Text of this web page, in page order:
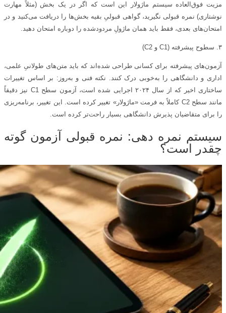
مزیت فوق‌العاده سیستم ماژولار این است که اگر در یک بخش (مثلاً مهارت
نوشتاری) نمره قبولی نگیرید، گواهی قبولیِ بقیه بخش‌ها را دریافت می‌کنید و در
امتحان‌های بعدی، فقط باید همان ماژولِ مردودشده را دوباره امتحان دهید.
۳. سطوح پیشرفته (C1 و C2)
آزمون‌های پیشرفته برای کسانی طراحی شده‌اند که باید متن‌های طولانیِ علمی،
اداری و دانشگاهی را به‌خوبی درک کنند. نکته فنی و به‌روز: بر اساس تغییرات
ساختاری اخیر که از سال ۲۰۲۴ اجرایی شده است، آزمون سطح C1 نیز دقیقاً
مانند سطح C2 کاملاً به فرمت «ماژولار» تغییر کرده است. این تغییر، برنامه‌ریزی
را برای متقاضیان پذیرش دانشگاهی بسیار راحت‌تر کرده است.
سیستم نمره‌ دهی: نمره قبولی آزمون گوته
چقدر است؟